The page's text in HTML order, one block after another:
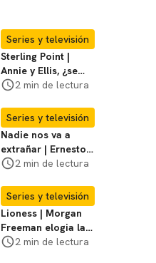
Series y televisión
Sterling Point |
Annie y Ellis, ¿se
quedan juntos o
2 min de lectura
Series y televisión
Nadie nos va a
extrañar | Ernesto
Laguardia habla
2
2 min de lectura
Series y televisión
Lioness | Morgan
Freeman elogia la
escritura de Taylor
2 min de lectura